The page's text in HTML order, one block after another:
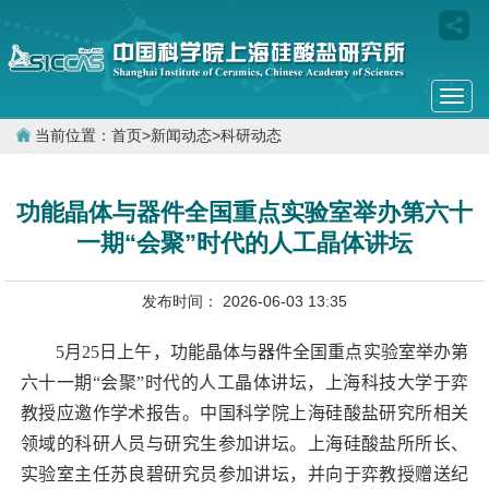
当前位置： 首页>新闻动态>科研动态
功能晶体与器件全国重点实验室举办第六十
一期“会聚”时代的人工晶体讲坛
发布时间： 2026-06-03 13:35
5月 25 日上午，功能晶体与器件全国重点实验室举办第
六十一期“会聚”时代的人工晶体讲坛，上海科技大学于弈
教授应邀作学术报告。中国科学院上海硅酸盐研究所相关
领域的科研人员与研究生参加讲坛。上海硅酸盐所所长、
实验室主任苏良碧研究员参加讲坛，并向于弈教授赠送纪